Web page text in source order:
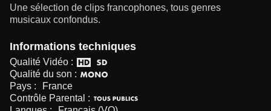
Une sélection de clips francophones, tous genres
musicaux confondus.
Informations techniques
Qualité Vidéo :
Qualité du son :
Pays :
France
Contrôle Parental :